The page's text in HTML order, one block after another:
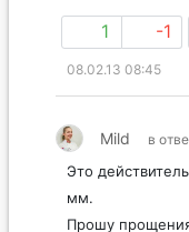
1 -1
08.02.13 08:45
Mild в
Это
мм.
Прошу